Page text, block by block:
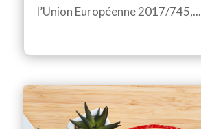
l’Union Européenne 2017/745,...